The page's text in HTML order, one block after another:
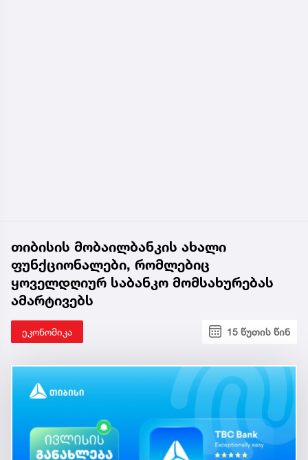
თიბისის მობაილბანკის ახალი
ფუნქციონალები, რომლებიც
ყოველდღიურ საბანკო მომსახურებას
ამარტივებს
ეკონომიკა 15 წუთის წინ